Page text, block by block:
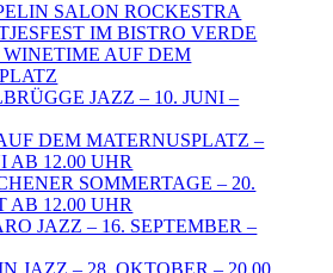
SALON ROCKESTRA
IM BISTRO VERDE
WINETIME AUF DEM
JAZZ – 10. JUNI –
DEM MATERNUSPLATZ –
AB 12.00 UHR
SOMMERTAGE – 20.
AB 12.00 UHR
JAZZ – 16. SEPTEMBER –